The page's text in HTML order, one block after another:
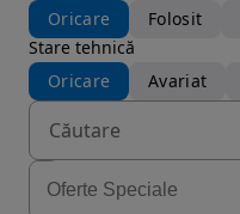
Oricare
Folosit
Stare tehnică
Oricare
Avariat